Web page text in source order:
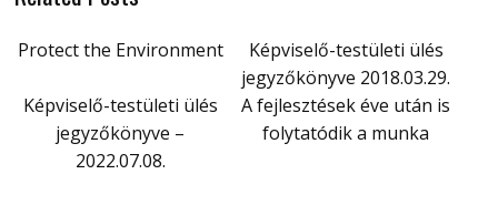
Protect the Environment
Képviselő-testületi ülés
jegyzőkönyve 2018.03.29.
Képviselő-testületi ülés
jegyzőkönyve –
2022.07.08.
A fejlesztések éve után is
folytatódik a munka